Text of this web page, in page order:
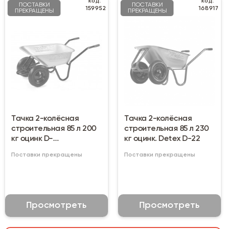
ПОСТАВКИ
ПРЕКРАЩЕНЫ
159952
Тачка 2-колёсная
строительная 85 л 200
кг оцинк D-
Поставки прекращены
Просмотреть
ПОСТАВКИ
ПРЕКРАЩЕНЫ
168917
Тачка 2-колёсная
строительная 85 л 230
кг оцинк. Detex D-22
Поставки прекращены
Просмотреть